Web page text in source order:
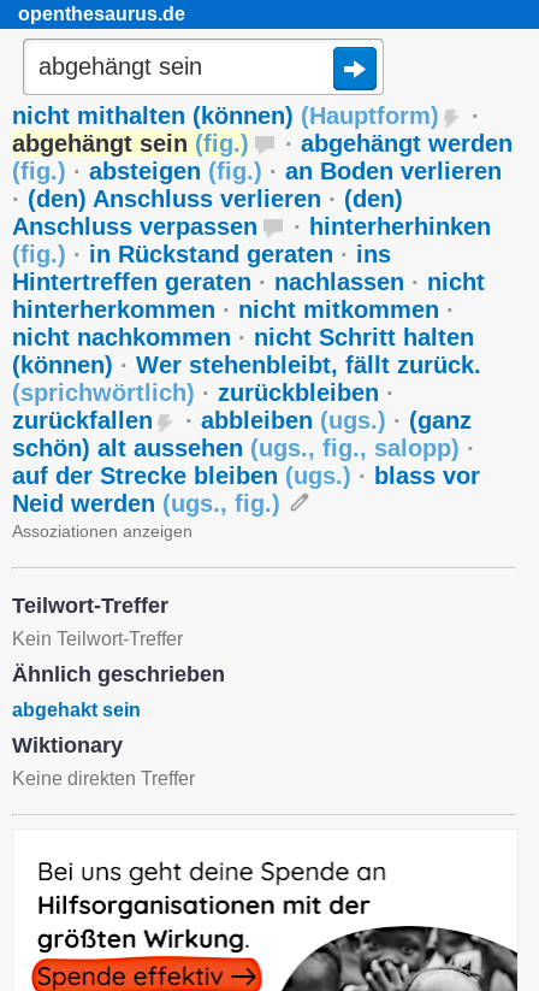
openthesaurus.de
nicht mithalten (können) (Hauptform)
·
abgehängt sein (fig.) · abgehängt werden
(fig.) · absteigen (fig.) · an Boden verlieren
· (den) Anschluss verlieren · (den)
Anschluss verpassen
· hinterherhinken
(fig.) · in Rückstand geraten · ins
Hintertreffen geraten · nachlassen · nicht
hinterherkommen · nicht mitkommen ·
nicht nachkommen · nicht Schritt halten
(können) · Wer stehenbleibt, fällt zurück.
(sprichwörtlich) · zurückbleiben ·
zurückfallen
· abbleiben (ugs.) · (ganz
schön) alt aussehen (ugs., fig., salopp) ·
auf der Strecke bleiben (ugs.) · blass vor
Neid werden (ugs., fig.)
Assoziationen anzeigen
Teilwort-Treffer
Kein Teilwort-Treffer
Ähnlich geschrieben
abgehakt sein
Wiktionary
Keine direkten Treffer